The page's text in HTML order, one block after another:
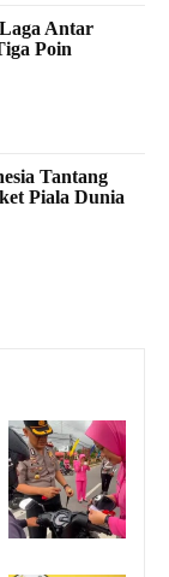
Antar
Poin
Tantang
Piala Dunia